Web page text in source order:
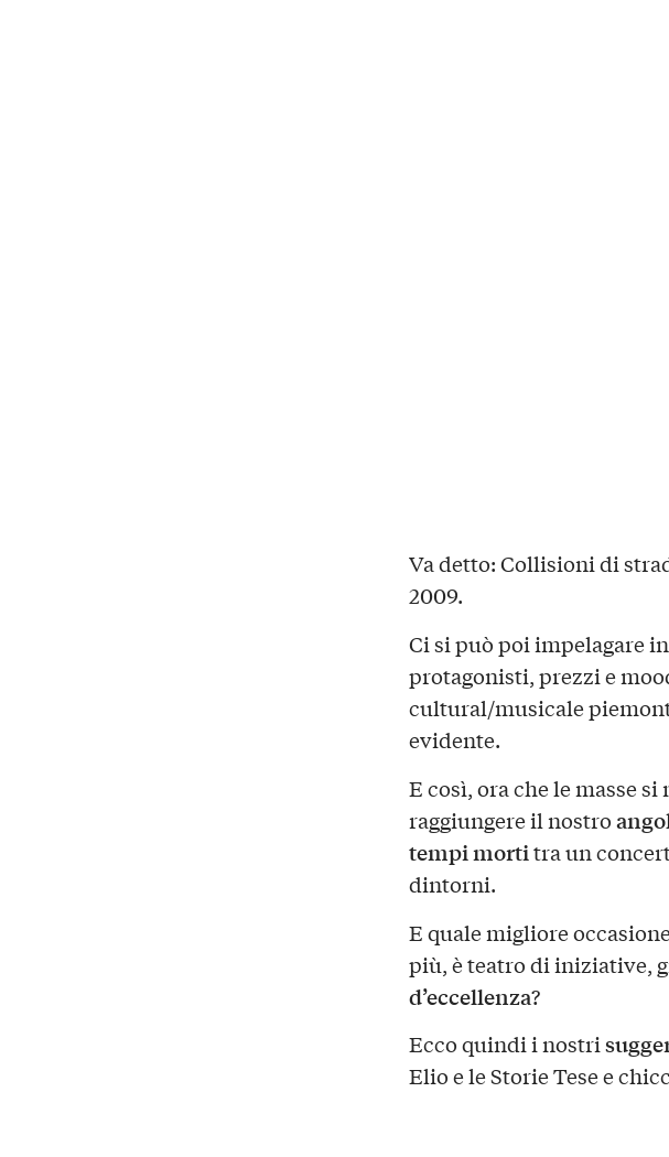
Va detto: Collisioni di
2009.
Ci si può poi impelagare in
protagonisti, prezzi e
cultural/musicale
evidente.
E così, ora che le masse
raggiungere il nostro
tempi mortitra un
dintorni.
E quale migliore
più, è teatro di iniziative,
d’eccellenza?
Ecco quindi i nostri
Elio e le Storie Tese e